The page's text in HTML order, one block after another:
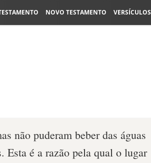
NOVO TESTAMENTO VERSÍCULOS
não pude­ram beber das águas
Esta é a razão pela qual o lugar